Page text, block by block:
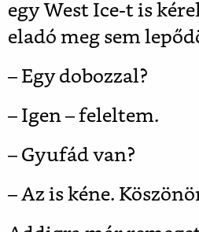
egy West Ice-t is
eladó meg sem
– Egy dobozzal?
– Igen – feleltem.
– Gyufád van?
– Az is kéne.